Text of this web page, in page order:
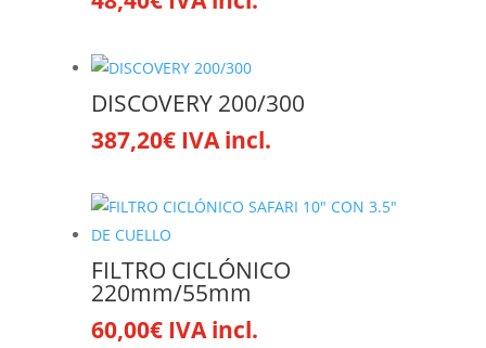
de
se
la
página
producto
variantes.
Las
en
página
DISCOVERY 200/300
387,20€ IVA incl.
FILTRO CICLÓNICO
220mm/55mm
60,00€ IVA incl.